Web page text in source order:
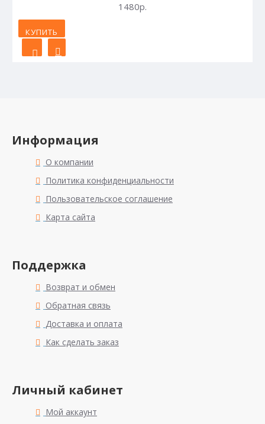
1480р.
КУПИТЬ
Информация
О компании
Политика конфиденциальности
Пользовательское соглашение
Карта сайта
Поддержка
Возврат и обмен
Обратная связь
Доставка и оплата
Как сделать заказ
Личный кабинет
Мой аккаунт